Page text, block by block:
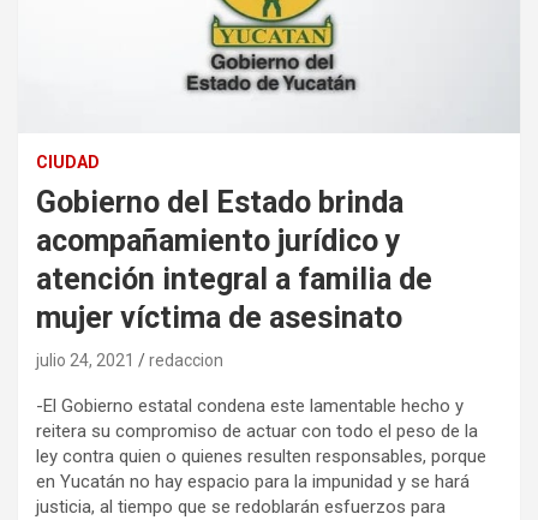
CIUDAD
Gobierno del Estado brinda
acompañamiento jurídico y
atención integral a familia de
mujer víctima de asesinato
julio 24, 2021 redaccion
-El Gobierno estatal condena este lamentable hecho y
reitera su compromiso de actuar con todo el peso de la
ley contra quien o quienes resulten responsables, porque
en Yucatán no hay espacio para la impunidad y se hará
justicia, al tiempo que se redoblarán esfuerzos para